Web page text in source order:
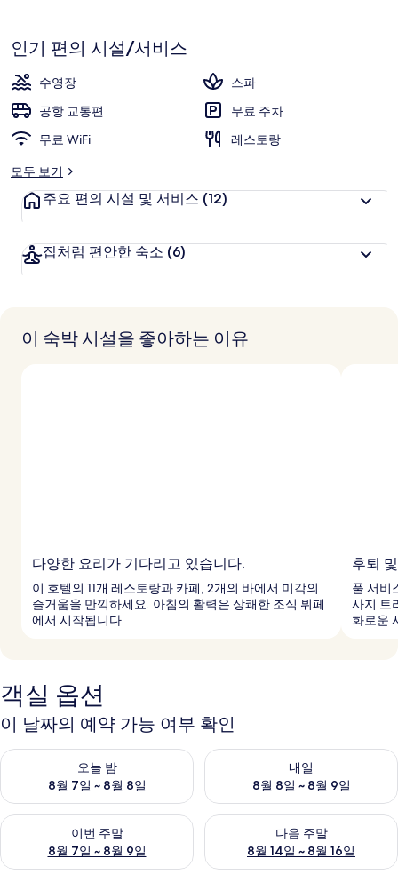
기
인기 편의 시설/서비스
수영장
스파
공항 교통편
무료 주차
무료 WiFi
레스토랑
모두 보기
주요 편의 시설 및 서비스 (12)
집처럼 편안한 숙소 (6)
이 숙박 시설을 좋아하는 이유
다양한 요리가 기다리고 있습니다.
이 호텔의 11개 레스토랑과 카페, 2개의 바에서 미각의
즐거움을 만끽하세요. 아침의 활력은 상쾌한 조식 뷔페
에서 시작됩니다.
후퇴
풀 서비
사지 트
화로운
객실 옵션
이 날짜의 예약 가능 여부 확인
오늘 밤
8월 7일 ~ 8월 8일
오늘 밤 예약 가능 여부 확인, 8월 7일 ~ 8월 8일
내일
8월 8일 ~ 8월 9일
내일 예약 가능 여부 확인, 8월
이번 주말
8월 7일 ~ 8월 9일
이번 주말 예약 가능 여부 확인, 8월 7일 ~ 8월 9일
다음 주말
8월 14일 ~ 8월 16일
다음 주말 예약 가능 여부 확인,